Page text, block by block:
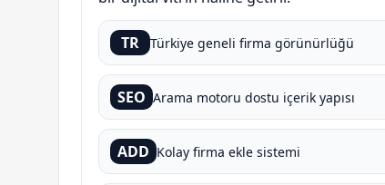
TR Türkiye geneli firma görünürlüğü
SEO Arama motoru dostu içerik yapısı
ADD Kolay firma ekle sistemi